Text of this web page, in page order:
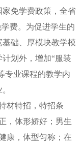
免学费政策，全省
费。为促进学生的
础、厚模块教学模
划外，增加“服装
专业课程的教学内
材特招，特招条
，体形娇好；男生
康，体型匀称；在